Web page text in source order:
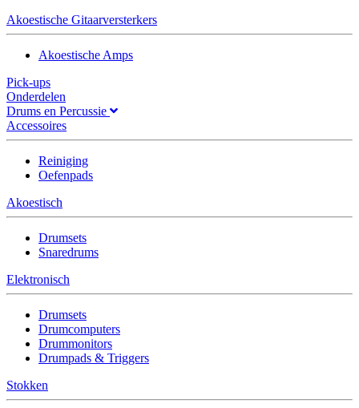
Akoestische Gitaarversterkers
Akoestische Amps
Pick-ups
Onderdelen
Drums en Percussie
Accessoires
Reiniging
Oefenpads
Akoestisch
Drumsets
Snaredrums
Elektronisch
Drumsets
Drumcomputers
Drummonitors
Drumpads & Triggers
Stokken